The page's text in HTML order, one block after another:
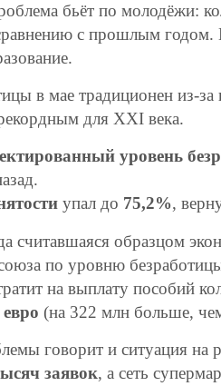
бьёт по молодёжи:
с прошлым годом.
в мае традиционен из-
для XXI века.
уровень
упал до 75,2%,
считавшаяся образцом
по уровню
на выплату пособий
(на 322 млн больше,
говорит и ситуация на
заявок, а сеть